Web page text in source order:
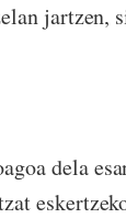
jartzen,
dela